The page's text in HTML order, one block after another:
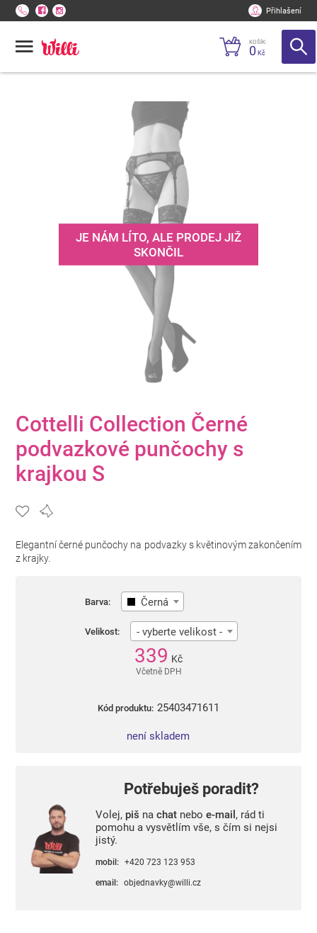
Přihlašení
KOŠÍK:
0 Kč
Cottelli Collection Černé
podvazkové punčochy s
krajkou S
Elegantní černé punčochy na podvazky s květinovým zakončením
z krajky.
Barva: Černá
Velikost: - vyberte velikost -
339 Kč
Včetně DPH
Kód produktu: 25403471611
není skladem
Potřebuješ poradit?
Volej, piš na chatnebo e-mail , rád ti
pomohu a vysvětlím vše, s čím si nejsi
jistý.
mobil: +420 723 123 953
email: objednavky@willi.cz